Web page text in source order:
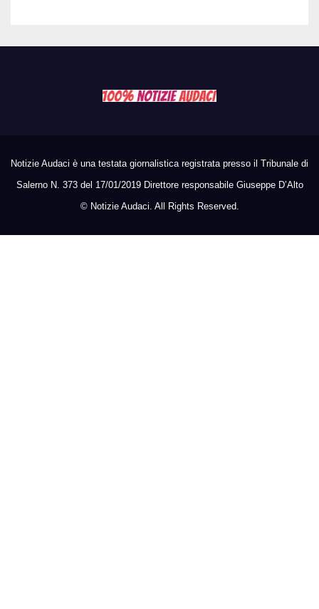
Notizie Audaci è una testata giornalistica registrata presso il Tribunale di
Salerno N. 373 del 17/01/2019 Direttore responsabile Giuseppe D’Alto
© Notizie Audaci. All Rights Reserved.